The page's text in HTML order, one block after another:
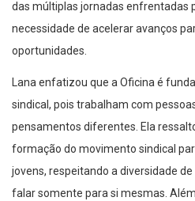
das múltiplas jornadas enfrentadas
necessidade de acelerar avanços
oportunidades.
Lana enfatizou que a Oficina é
sindical, pois trabalham com
pensamentos diferentes. Ela
formação do movimento sindical
jovens, respeitando a diversidade
falar somente para si mesmas.